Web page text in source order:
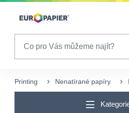
Table Of Content
Printing Nenatírané papíry